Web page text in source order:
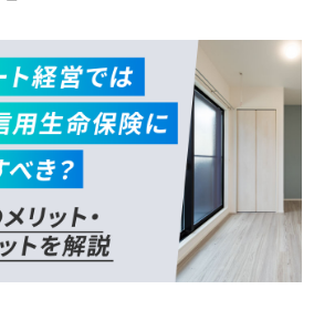
お客様の声
お役立ちガイド